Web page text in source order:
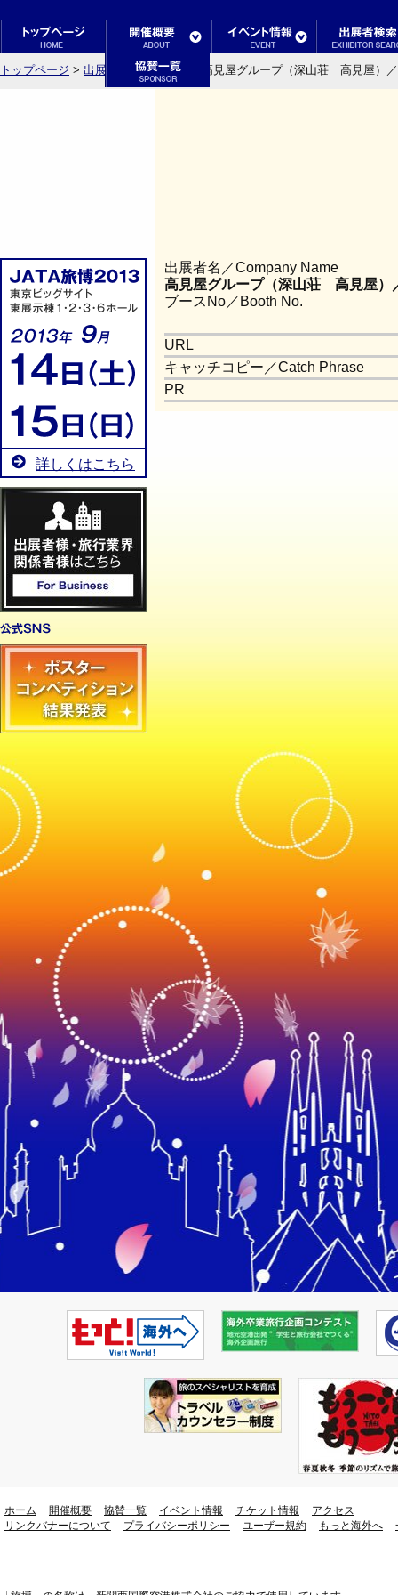
トップページ > 出展者検索結果一覧 > 高見屋グループ（深山荘 高見屋）
詳しくはこちら
出展者名／Company Name
高見屋グループ（深山荘 高見屋）
ブースNo／Booth No.
URL
キャッチコピー／Catch Phrase
PR
ホーム 開催概要 協賛一覧 イベント情報 チケット情報
アクセス
リンクバナーについて
プライバシーポリシー ユーザー規約 もっと海外へ